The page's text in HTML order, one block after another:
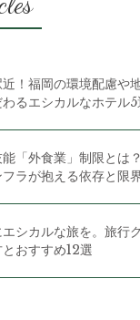
！福岡の環境配慮や
るエシカルなホテル5
「外食業」制限とは
ラが抱える依存と限
シカルな旅を。旅行
おすすめ12選